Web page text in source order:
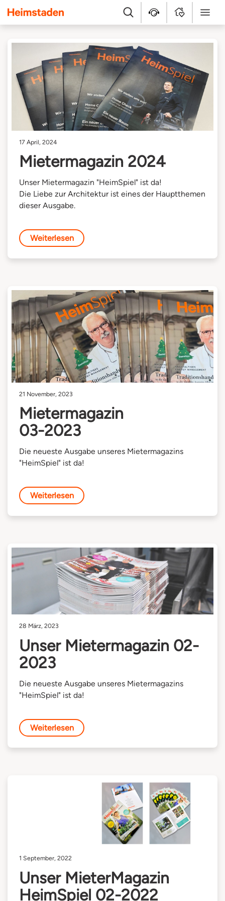
Heimstaden
Suche Kundenservice
MyHomeMenü
17 April, 2024
Mietermagazin 2024
Unser Mietermagazin "HeimSpiel" ist da!
Die Liebe zur Architektur ist eines der Hauptthemen
dieser Ausgabe.
Weiterlesen
21 November, 2023
Mietermagazin
03-2023
Die neueste Ausgabe unseres Mietermagazins
"HeimSpiel" ist da!
Weiterlesen
28 März, 2023
Unser Mietermagazin 02-
2023
Die neueste Ausgabe unseres Mietermagazins
"HeimSpiel" ist da!
Weiterlesen
1 September, 2022
Unser MieterMagazin
HeimSpiel 02-2022